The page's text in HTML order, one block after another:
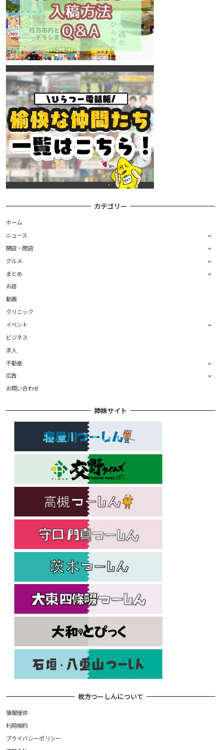
カテゴリー
ホーム
ニュース
開店・閉店
グルメ
まとめ
お店
動画
クリニック
イベント
ビジネス
求人
不動産
広告
お問い合わせ
姉妹サイト
枚方つーしんについて
情報提供
利用規約
プライバシーポリシー